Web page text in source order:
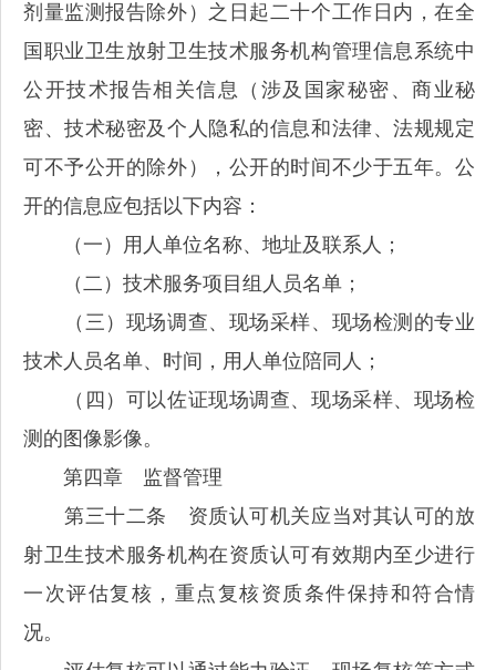
剂量监测报告除外）之日起二十个工作日内，在全
国职业卫生放射卫生技术服务机构管理信息系统中
公开技术报告相关信息（涉及国家秘密、商业秘
密、技术秘密及个人隐私的信息和法律、法规规定
可不予公开的除外），公开的时间不少于五年。公
开的信息应包括以下内容：
（一）用人单位名称、地址及联系人；
（二）技术服务项目组人员名单；
（三）现场调查、现场采样、现场检测的专业
技术人员名单、时间，用人单位陪同人；
（四）可以佐证现场调查、现场采样、现场检
测的图像影像。
第四章 监督管理
第三十二条 资质认可机关应当对其认可的放
射卫生技术服务机构在资质认可有效期内至少进行
一次评估复核，重点复核资质条件保持和符合情
况。